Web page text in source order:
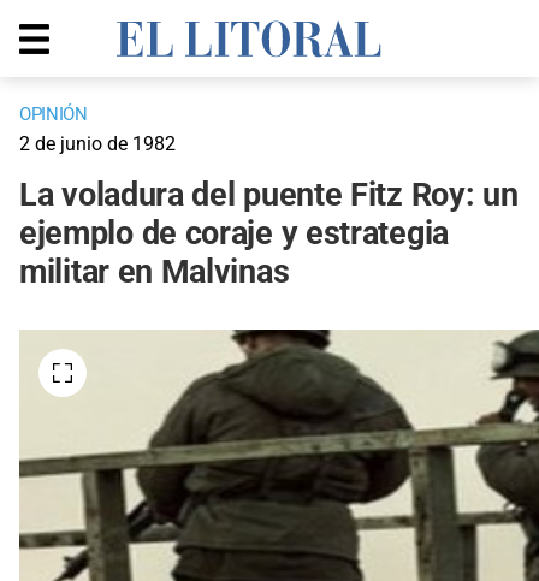
OPINIÓN
2 de junio de 1982
La voladura del puente Fitz Roy: un
ejemplo de coraje y estrategia
militar en Malvinas